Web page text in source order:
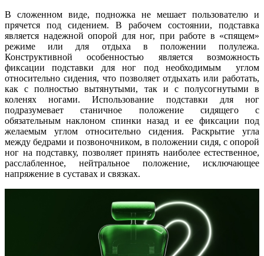
В сложенном виде, подножка не мешает пользователю и
прячется под сидением. В рабочем состоянии, подставка
является надежной опорой для ног, при работе в «спящем»
режиме или для отдыха в положении полулежа.
Конструктивной особенностью является возможность
фиксации подставки для ног под необходимым углом
относительно сидения, что позволяет отдыхать или работать,
как с полностью вытянутыми, так и с полусогнутыми в
коленях ногами. Использование подставки для ног
подразумевает станичное положение сидящего с
обязательным наклоном спинки назад и ее фиксации под
желаемым углом относительно сидения. Раскрытие угла
между бедрами и позвоночником, в положении сидя, с опорой
ног на подставку, позволяет принять наиболее естественное,
расслабленное, нейтральное положение, исключающее
напряжение в суставах и связках.